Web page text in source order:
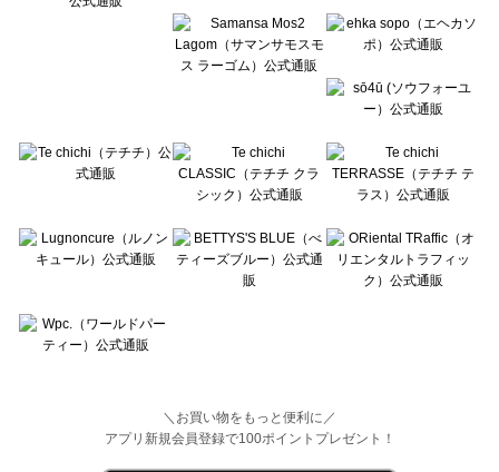
＼お買い物をもっと便利に／
アプリ新規会員登録で100ポイントプレゼント！